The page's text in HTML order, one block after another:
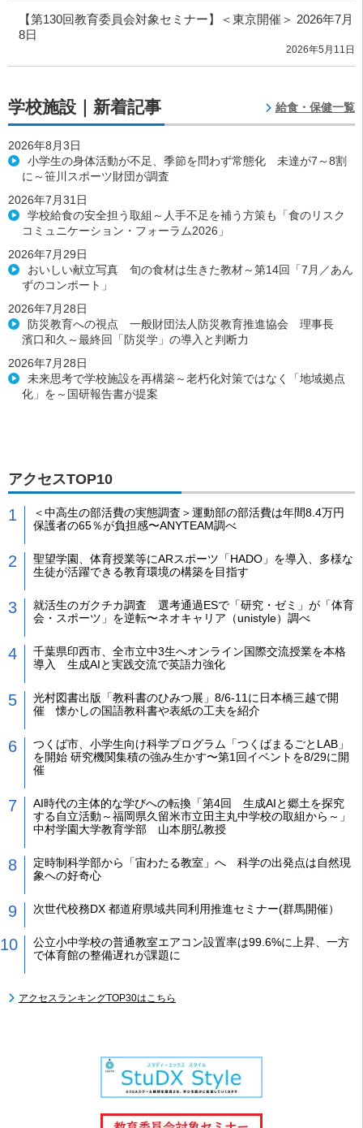
【第130回教育委員会対象セミナー】＜東京開催＞ 2026年7月
8日
2026年5月11日
学校施設｜新着記事 給食・保健一覧
2026年8月3日
小学生の身体活動が不足、季節を問わず常態化 未達が7～8割
に～笹川スポーツ財団が調査
2026年7月31日
学校給食の安全担う取組～人手不足を補う方策も「食のリスク
コミュニケーション・フォーラム2026」
2026年7月29日
おいしい献立写真 旬の食材は生きた教材～第14回「7月／あん
ずのコンポート」
2026年7月28日
防災教育への視点 一般財団法人防災教育推進協会 理事長
濱口和久～最終回「防災学」の導入と判断力
2026年7月28日
未来思考で学校施設を再構築～老朽化対策ではなく「地域拠点
化」を～国研報告書が提案
アクセスTOP10
＜中高生の部活費の実態調査＞運動部の部活費は年間8.4万円
保護者の65％が負担感〜ANYTEAM調べ
聖望学園、体育授業等にARスポーツ「HADO」を導入、多様な
生徒が活躍できる教育環境の構築を目指す
就活生のガクチカ調査 選考通過ESで「研究・ゼミ」が「体育
会・スポーツ」を逆転〜ネオキャリア（unistyle）調べ
千葉県印西市、全市立中3生へオンライン国際交流授業を本格
導入 生成AIと実践交流で英語力強化
光村図書出版「教科書のひみつ展」8/6-11に日本橋三越で開
催 懐かしの国語教科書や表紙の工夫を紹介
つくば市、小学生向け科学プログラム「つくばまるごとLAB」
を開始 研究機関集積の強み生かす〜第1回イベントを8/29に開
催
AI時代の主体的な学びへの転換「第4回 生成AIと郷土を探究
する自立活動～福岡県久留米市立田主丸中学校の取組から～」
中村学園大学教育学部 山本朋弘教授
定時制科学部から「宙わたる教室」へ 科学の出発点は自然現
象への好奇心
次世代校務DX 都道府県域共同利用推進セミナー(群馬開催）
公立小中学校の普通教室エアコン設置率は99.6%に上昇、一方
で体育館の整備遅れが課題に
アクセスランキングTOP30はこちら